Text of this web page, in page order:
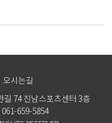
오시는길
74 진남스포츠센터 3층
061-659-5854